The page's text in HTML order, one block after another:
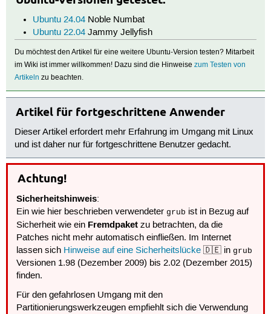
Ubuntu 24.04Noble Numbat
Ubuntu 22.04Jammy Jellyfish
Du möchtest den Artikel für eine weitere Ubuntu-Version testen? Mitarbeit
im Wiki ist immer willkommen! Dazu sind die Hinweisezum Testen von
Artikeln zu beachten.
Artikel für fortgeschrittene Anwender
Dieser Artikel erfordert mehr Erfahrung im Umgang mit Linux
und ist daher nur für fortgeschrittene Benutzer gedacht.
Achtung!
Sicherheitshinweis:
Ein wie hier beschrieben verwendeter grub ist in Bezug auf
Sicherheit wie ein Fremdpaket zu betrachten, da die
Patches nicht mehr automatisch einfließen. Im Internet
lassen sich Hinweise auf eine Sicherheitslücke 🇩🇪 in grub
Versionen 1.98 (Dezember 2009) bis 2.02 (Dezember 2015)
finden.
Für den gefahrlosen Umgang mit den
Partitionierungswerkzeugen empfiehlt sich die Verwendung